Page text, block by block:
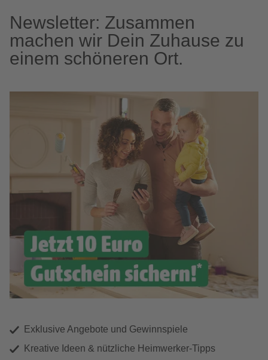
Newsletter: Zusammen
machen wir Dein Zuhause zu
einem schöneren Ort.
Exklusive Angebote und Gewinnspiele
Kreative Ideen & nützliche Heimwerker-Tipps